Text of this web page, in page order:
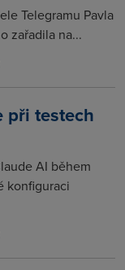
Telegramu Pavla
zařadila na...
při testech
AI během
konfiguraci